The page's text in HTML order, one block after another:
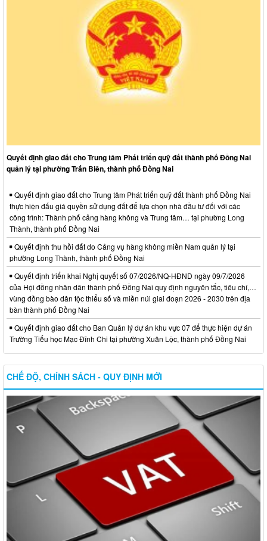
Quyết định giao đất cho Trung tâm Phát triển quỹ đất thành phố Đồng Nai
quản lý tại phường Trấn Biên, thành phố Đồng Nai
Quyết định giao đất cho Trung tâm Phát triển quỹ đất thành phố Đồng Nai
thực hiện đấu giá quyền sử dụng đất để lựa chọn nhà đầu tư đối với các
công trình: Thành phố cảng hàng không và Trung tâm… tại phường Long
Thành, thành phố Đồng Nai
Quyết định thu hồi đất do Cảng vụ hàng không miền Nam quản lý tại
phường Long Thành, thành phố Đồng Nai
Quyết định triển khai Nghị quyết số 07/2026/NQ-HĐND ngày 09/7/2026
của Hội đồng nhân dân thành phố Đồng Nai quy định nguyên tắc, tiêu chí,…
vùng đồng bào dân tộc thiểu số và miền núi giai đoạn 2026 - 2030 trên địa
bàn thành phố Đồng Nai
Quyết định giao đất cho Ban Quản lý dự án khu vực 07 để thực hiện dự án
Trường Tiểu học Mạc Đĩnh Chi tại phường Xuân Lộc, thành phố Đồng Nai
CHẾ ĐỘ, CHÍNH SÁCH - QUY ĐỊNH MỚI